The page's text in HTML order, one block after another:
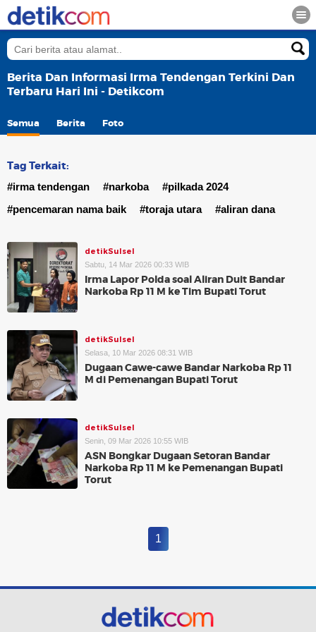
Berita Dan Informasi Irma Tendengan Terkini Dan
Terbaru Hari Ini - Detikcom
Semua Berita Foto
Tag Terkait:
#irma tendengan #narkoba
#pilkada 2024
#pencemaran nama baik
#toraja utara #aliran dana
detikSulsel
Sabtu, 14 Mar 2026 00:33 WIB
Irma Lapor Polda soal Aliran Duit Bandar
Narkoba Rp 11 M ke Tim Bupati Torut
detikSulsel
Selasa, 10 Mar 2026 08:31 WIB
Dugaan Cawe-cawe Bandar Narkoba Rp 11
M di Pemenangan Bupati Torut
detikSulsel
Senin, 09 Mar 2026 10:55 WIB
ASN Bongkar Dugaan Setoran Bandar
Narkoba Rp 11 M ke Pemenangan Bupati
Torut
1